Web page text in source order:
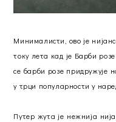
Минималисти, ово је
току лета кад је Барби
се барби розе придружује
у трци популарности у
Путер жута је нежнија